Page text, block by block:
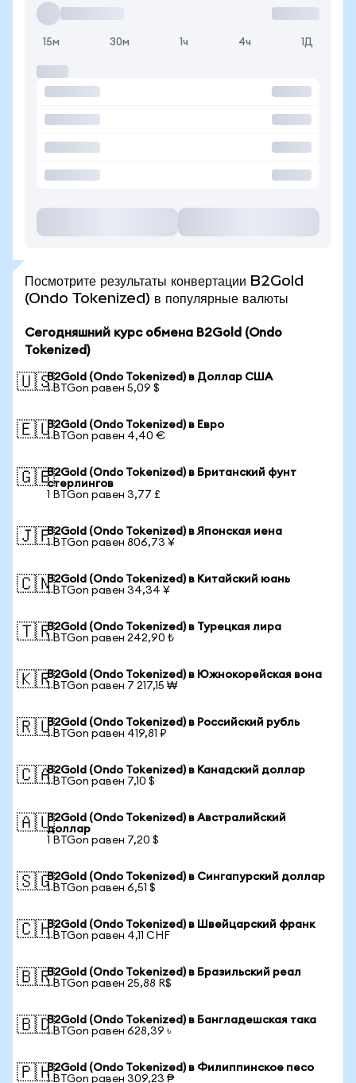
15м 30м 1ч 4ч 1Д
Посмотрите результаты конвертации B2Gold
(Ondo Tokenized) в популярные валюты
Сегодняшний курс обмена B2Gold (Ondo
Tokenized)
🇺🇸B2Gold (Ondo Tokenized) в Доллар США
1 BTGon равен 5,09 $
🇪🇺B2Gold (Ondo Tokenized) в Евро
1 BTGon равен 4,40 €
🇬🇧B2Gold (Ondo Tokenized) в Британский фунт
стерлингов
1 BTGon равен 3,77 £
🇯🇵B2Gold (Ondo Tokenized) в Японская иена
1 BTGon равен 806,73 ¥
🇨🇳B2Gold (Ondo Tokenized) в Китайский юань
1 BTGon равен 34,34 ¥
🇹🇷B2Gold (Ondo Tokenized) в Турецкая лира
1 BTGon равен 242,90 ₺
🇰🇷B2Gold (Ondo Tokenized) в Южнокорейская вона
1 BTGon равен 7 217,15 ₩
🇷🇺B2Gold (Ondo Tokenized) в Российский рубль
1 BTGon равен 419,81 ₽
🇨🇦B2Gold (Ondo Tokenized) в Канадский доллар
1 BTGon равен 7,10 $
🇦🇺B2Gold (Ondo Tokenized) в Австралийский
доллар
1 BTGon равен 7,20 $
🇸🇬B2Gold (Ondo Tokenized) в Сингапурский доллар
1 BTGon равен 6,51 $
🇨🇭B2Gold (Ondo Tokenized) в Швейцарский франк
1 BTGon равен 4,11 CHF
🇧🇷B2Gold (Ondo Tokenized) в Бразильский реал
1 BTGon равен 25,88 R$
🇧🇩B2Gold (Ondo Tokenized) в Бангладешская така
1 BTGon равен 628,39 ৳
🇵🇭B2Gold (Ondo Tokenized) в Филиппинское песо
1 BTGon равен 309,23 ₱